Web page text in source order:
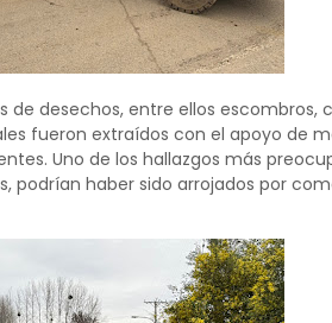
de desechos, entre ellos escombros,
fueron extraídos con el apoyo de
Uno de los hallazgos más
podrían haber sido arrojados por